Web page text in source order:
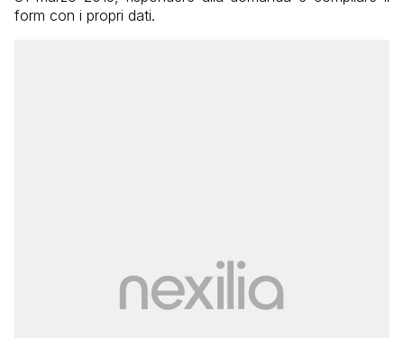
form con i propri dati.